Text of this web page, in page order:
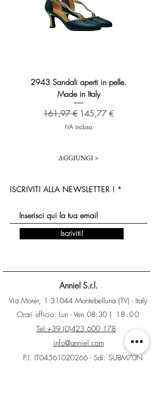
2943 Sandali aperti in pelle.
Made in Italy
Prezzo regolare
161,97 € Prezzo scontato
145,77 €
IVA inclusa
AGGIUNGI >
Anniel S.r.l.
Orari ufficio: Lun - Ven 08:30 | 18:00
ISCRIVITI ALLA NEWSLETTER !
Iscriviti!
Tel:+39 (0)423 600 178
info@anniel.com
Via Morer, 1 31044 Montebelluna (TV) - Italy
P.I. IT04561020266 - Sdi: SUBM70N